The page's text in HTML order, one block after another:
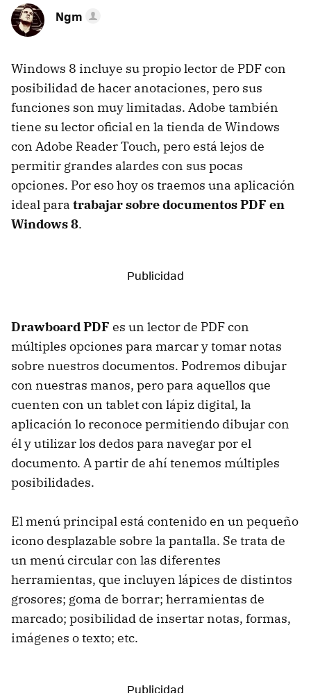
Ngm
Windows 8 incluye su propio lector de PDF con
posibilidad de hacer anotaciones, pero sus
funciones son muy limitadas. Adobe también
tiene su lector oficial en la tienda de Windows
con Adobe Reader Touch, pero está lejos de
permitir grandes alardes con sus pocas
opciones. Por eso hoy os traemos una aplicación
ideal para trabajar sobre documentos PDF en
Windows 8.
Drawboard PDF es un lector de PDF con
múltiples opciones para marcar y tomar notas
sobre nuestros documentos. Podremos dibujar
con nuestras manos, pero para aquellos que
cuenten con un tablet con lápiz digital, la
aplicación lo reconoce permitiendo dibujar con
él y utilizar los dedos para navegar por el
documento. A partir de ahí tenemos múltiples
posibilidades.
El menú principal está contenido en un pequeño
icono desplazable sobre la pantalla. Se trata de
un menú circular con las diferentes
herramientas, que incluyen lápices de distintos
grosores; goma de borrar; herramientas de
marcado; posibilidad de insertar notas, formas,
imágenes o texto; etc.